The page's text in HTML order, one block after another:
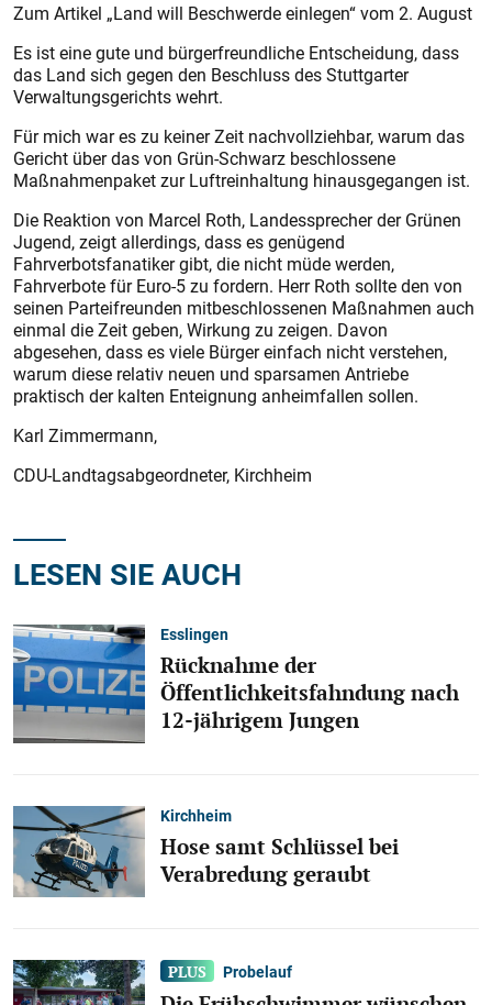
Zum Artikel „Land will Beschwerde einlegen“ vom 2. August
Es ist eine gute und bürgerfreundliche Entscheidung, dass
das Land sich gegen den Beschluss des Stuttgarter
Verwaltungsgerichts wehrt.
Für mich war es zu keiner Zeit nachvollziehbar, warum das
Gericht über das von Grün-Schwarz beschlossene
Maßnahmenpaket zur Luftreinhaltung hinausgegangen ist.
Die Reaktion von Marcel Roth, Landessprecher der Grünen
Jugend, zeigt allerdings, dass es genügend
Fahrverbotsfanatiker gibt, die nicht müde werden,
Fahrverbote für Euro-5 zu fordern. Herr Roth sollte den von
seinen Parteifreunden mitbeschlossenen Maßnahmen auch
einmal die Zeit geben, Wirkung zu zeigen. Davon
abgesehen, dass es viele Bürger einfach nicht verstehen,
warum diese relativ neuen und sparsamen Antriebe
praktisch der kalten Enteignung anheimfallen sollen.
Karl Zimmermann,
CDU-Landtagsabgeordneter, Kirchheim
LESEN SIE AUCH
Esslingen
Rücknahme der
Öffentlichkeitsfahndung nach
12-jährigem Jungen
Kirchheim
Hose samt Schlüssel bei
Verabredung geraubt
Probelauf